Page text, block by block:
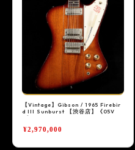
【Vintage】Gibson / 1965 Firebir
d III Sunburst 【渋谷店】《05V
G》
¥2,970,000